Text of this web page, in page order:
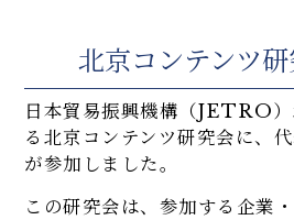
北京コンテンツ
日本貿易振興機構（JETRO
る北京コンテンツ研究会に、
が参加しました。
この研究会は、参加する企業